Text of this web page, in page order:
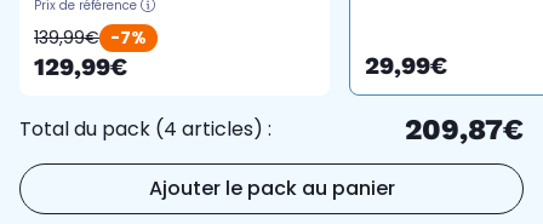
Prix de référence
139,99€ -7%
129,99€ 29,99€
Total du pack (4 articles) : 209,87€
Ajouter le pack au panier